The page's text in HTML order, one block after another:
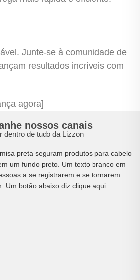
Junte-se à comunidade de
resultados incríveis com
agora]
nossos canais
dentro de tudo da Lizzon